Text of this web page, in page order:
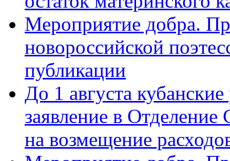
Мероприятие добра.
новороссийской
публикации
До 1 августа
заявление в
на возмещение